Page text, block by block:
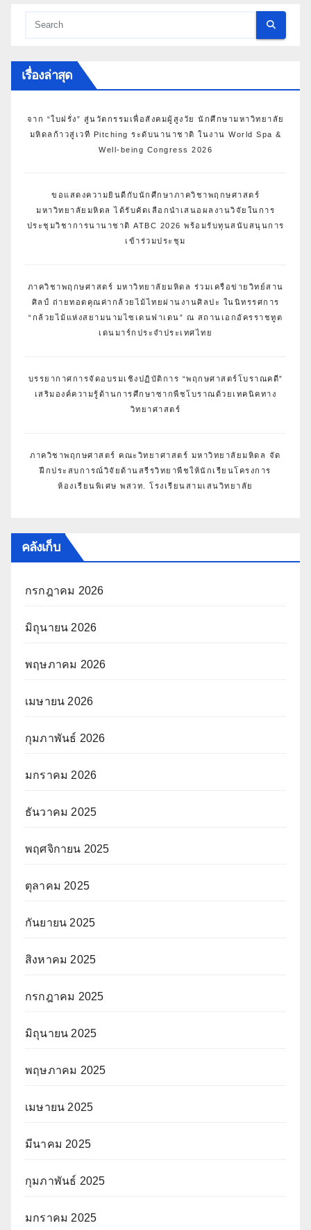
เรื่องล่าสุด
จาก “ใบฝรั่ง” สู่นวัตกรรมเพื่อสังคมผู้สูงวัย นักศึกษามหาวิทยาลัย
มหิดลก้าวสู่เวที Pitching ระดับนานาชาติ ในงาน World Spa &
Well-being Congress 2026
ขอแสดงความยินดีกับนักศึกษาภาควิชาพฤกษศาสตร์
มหาวิทยาลัยมหิดล ได้รับคัดเลือกนำเสนอผลงานวิจัยในการ
ประชุมวิชาการนานาชาติ ATBC 2026 พร้อมรับทุนสนับสนุนการ
เข้าร่วมประชุม
ภาควิชาพฤกษศาสตร์ มหาวิทยาลัยมหิดล ร่วมเครือข่ายวิทย์สาน
ศิลป์ ถ่ายทอดคุณค่ากล้วยไม้ไทยผ่านงานศิลปะ ในนิทรรศการ
“กล้วยไม้แห่งสยามนามไซเดนฟาเดน” ณ สถานเอกอัครราชทูต
เดนมาร์กประจำประเทศไทย
บรรยากาศการจัดอบรมเชิงปฏิบัติการ “พฤกษศาสตร์โบราณคดี”
เสริมองค์ความรู้ด้านการศึกษาซากพืชโบราณด้วยเทคนิคทาง
วิทยาศาสตร์
ภาควิชาพฤกษศาสตร์ คณะวิทยาศาสตร์ มหาวิทยาลัยมหิดล จัด
ฝึกประสบการณ์วิจัยด้านสรีรวิทยาพืชให้นักเรียนโครงการ
ห้องเรียนพิเศษ พสวท. โรงเรียนสามเสนวิทยาลัย
คลังเก็บ
กรกฎาคม 2026
มิถุนายน 2026
พฤษภาคม 2026
เมษายน 2026
กุมภาพันธ์ 2026
มกราคม 2026
ธันวาคม 2025
พฤศจิกายน 2025
ตุลาคม 2025
กันยายน 2025
สิงหาคม 2025
กรกฎาคม 2025
มิถุนายน 2025
พฤษภาคม 2025
เมษายน 2025
มีนาคม 2025
กุมภาพันธ์ 2025
มกราคม 2025